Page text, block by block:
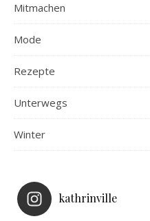
Mitmachen
Mode
Rezepte
Unterwegs
Winter
kathrinville